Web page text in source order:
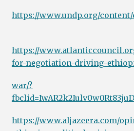
https://www.undp.org/
https://
for-negotiation-driving-
war/?
https://www.aljazeera.com/